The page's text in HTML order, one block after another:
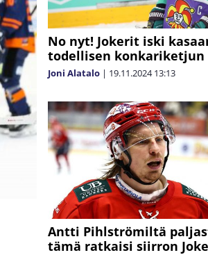
No nyt! Jokerit iski
todellisen konkariketjun
Joni Alatalo | 19.11.2024 13:13
Antti Pihlströmiltä
tämä ratkaisi siirron